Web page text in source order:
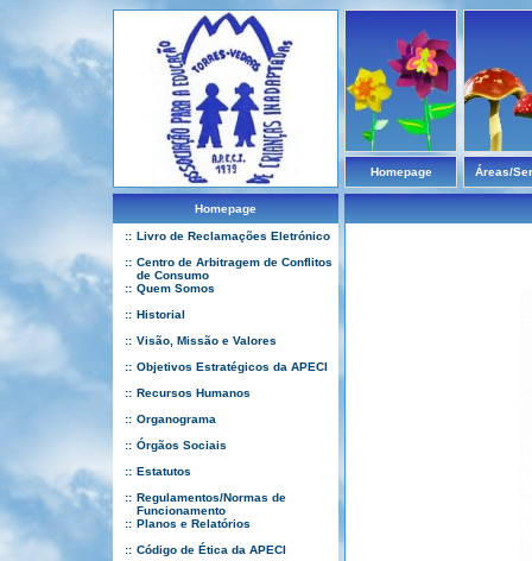
Homepage Áreas/
Homepage
:: Livro de Reclamações Eletrónico
:: Centro de Arbitragem de Conflitos
de Consumo
:: Quem Somos
:: Historial
:: Visão, Missão e Valores
:: Objetivos Estratégicos da APECI
:: Recursos Humanos
:: Organograma
:: Órgãos Sociais
:: Estatutos
:: Regulamentos/Normas de
Funcionamento
:: Planos e Relatórios
:: Código de Ética da APECI